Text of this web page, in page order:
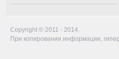
Copyright © 2011 - 2014.
При копировании информации,